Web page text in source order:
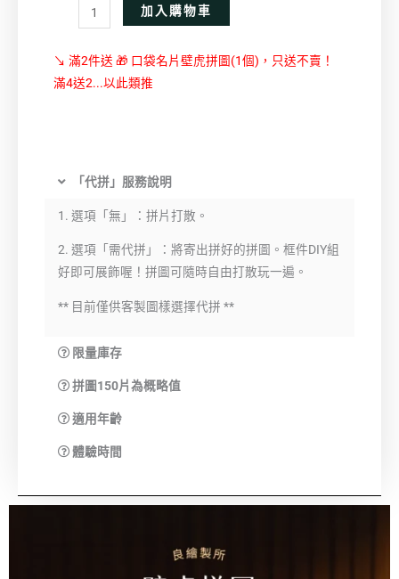
加入購物車
↘ 滿2件送 🎁 口袋名片壁虎拼圖(1個)，只送不賣！
滿4送2...以此類推
「代拼」服務說明
1. 選項「無」：拼片打散。
2. 選項「需代拼」：將寄出拼好的拼圖。框件DIY組
好即可展飾喔！拼圖可隨時自由打散玩一遍。
** 目前僅供客製圖樣選擇代拼 **
限量庫存
拼圖150片為概略值
適用年齡
體驗時間